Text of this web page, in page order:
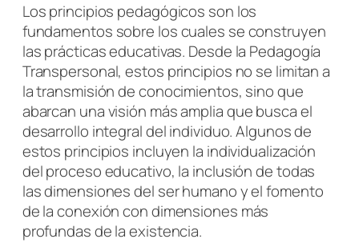
Los principios pedagógicos son los
fundamentos sobre los cuales se construyen
las prácticas educativas. Desde la Pedagogía
Transpersonal, estos principios no se limitan a
la transmisión de conocimientos, sino que
abarcan una visión más amplia que busca el
desarrollo integral del individuo. Algunos de
estos principios incluyen la individualización
del proceso educativo, la inclusión de todas
las dimensiones del ser humano y el fomento
de la conexión con dimensiones más
profundas de la existencia.